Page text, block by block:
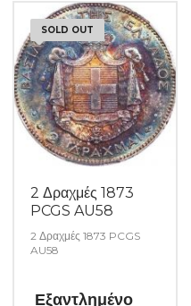
SOLD OUT
2 Δραχμές 1873
PCGS AU58
2 Δραχμές 1873 PCGS
AU58
Εξαντλημένο